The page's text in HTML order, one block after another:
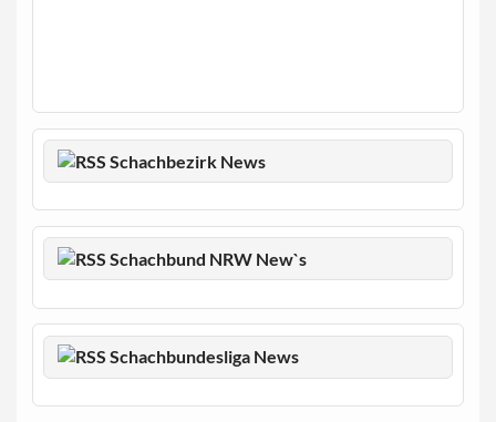
Schachbezirk News
Schachbund NRW New`s
Schachbundesliga News